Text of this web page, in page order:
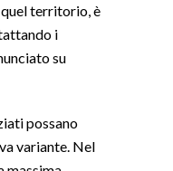
territorio, è
i
su
possano
variante. Nel